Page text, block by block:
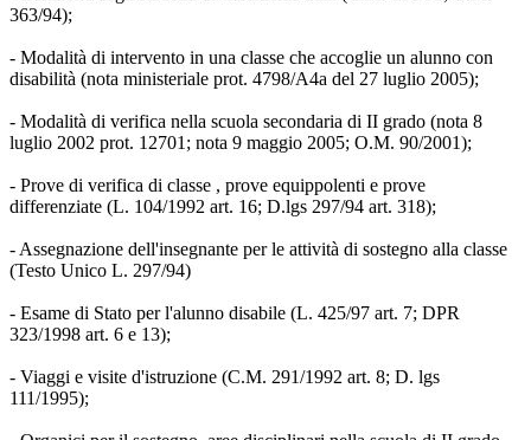
363/94);
- Modalità di intervento in una classe che accoglie un alunno con
disabilità (nota ministeriale prot. 4798/A4a del 27 luglio 2005);
- Modalità di verifica nella scuola secondaria di II grado (nota 8
luglio 2002 prot. 12701; nota 9 maggio 2005; O.M. 90/2001);
- Prove di verifica di classe , prove equippolenti e prove
differenziate (L. 104/1992 art. 16; D.lgs 297/94 art. 318);
- Assegnazione dell'insegnante per le attività di sostegno alla classe
(Testo Unico L. 297/94)
- Esame di Stato per l'alunno disabile (L. 425/97 art. 7; DPR
323/1998 art. 6 e 13);
- Viaggi e visite d'istruzione (C.M. 291/1992 art. 8; D. lgs
111/1995);